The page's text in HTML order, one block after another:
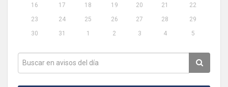
16
17 18 19 20 21
22
23
24 25 26 27 28
29
30
31 1 2 3 4 5